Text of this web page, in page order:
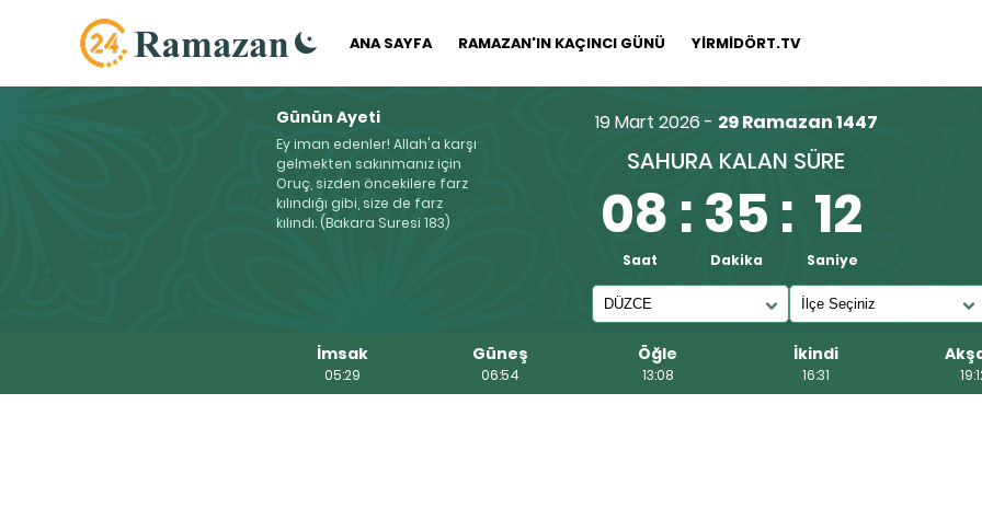
ANA SAYFA RAMAZAN'IN KAÇINCI GÜNÜ YİRMİDÖRT.TV
Günün Ayeti
Ey iman edenler! Allah'a karşı
gelmekten sakınmanız için
Oruç, sizden öncekilere farz
kılındığı gibi, size de farz
kılındı. (Bakara Suresi 183)
19 Mart 2026 - 29 Ramazan 1447
SAHURA KALAN SÜRE
08 :35 : 11
Saat Dakika Saniye
İmsak
05:29
Güneş
06:54
Öğle
13:08
İkindi
16:31